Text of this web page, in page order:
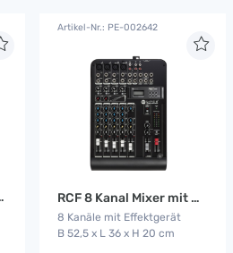
Artikel-Nr.: PE-002642
RCF 8 Kanal Mixer mit MP3 Player
8 Kanäle mit Effektgerät
B 52,5 x L 36 x H 20 cm